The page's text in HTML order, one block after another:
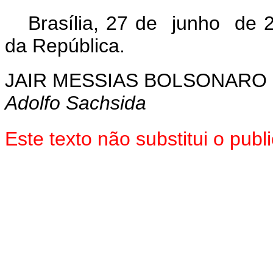
Brasília, 27 de junho de
da República.
JAIR MESSIAS BOLSONARO
Adolfo Sachsida
Este texto não substitui o